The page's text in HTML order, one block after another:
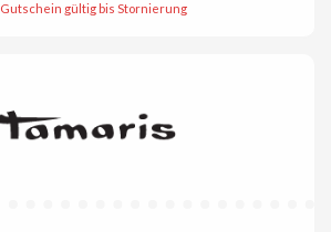
Gutschein gültig bis Stornierung